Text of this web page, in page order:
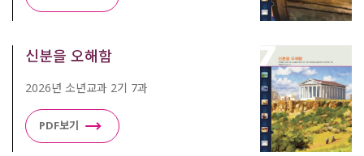
신분을 오해함
2026년 소년교과 2기 7과
PDF보기